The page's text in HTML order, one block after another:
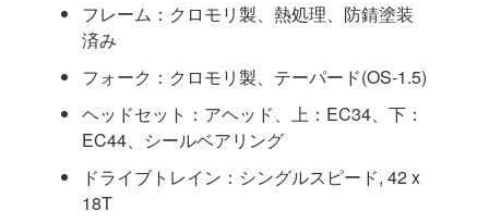
フレーム：クロモリ製、熱処理、防錆塗装
済み
フォーク：クロモリ製、テーパード(OS-1.5)
ヘッドセット：アヘッド、上：EC34、下：
EC44、シールベアリング
ドライブトレイン：シングルスピード, 42 x
18T